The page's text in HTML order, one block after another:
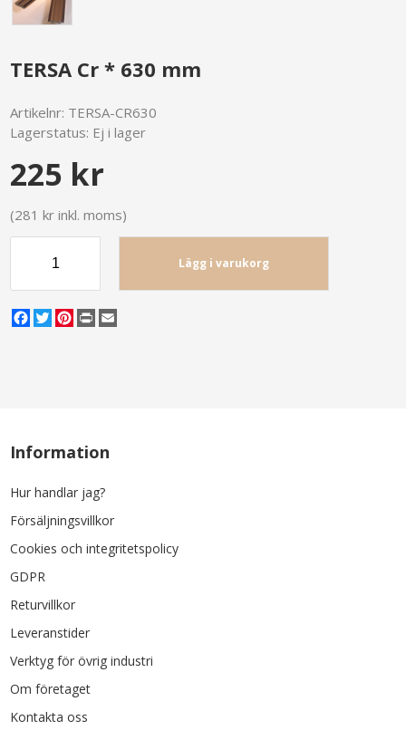
TERSA Cr * 630 mm
Artikelnr: TERSA-CR630
Lagerstatus: Ej i lager
225 kr
(281 kr inkl. moms)
Lägg i varukorg
Facebook
TwitterPinterest
Print
Information
Hur handlar jag?
Försäljningsvillkor
Cookies och integritetspolicy
GDPR
Returvillkor
Leveranstider
Verktyg för övrig industri
Om företaget
Kontakta oss